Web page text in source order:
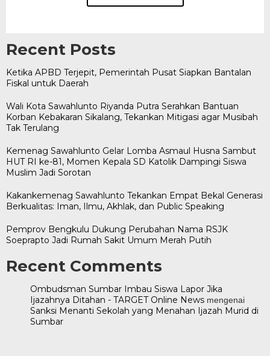
Recent Posts
Ketika APBD Terjepit, Pemerintah Pusat Siapkan Bantalan
Fiskal untuk Daerah
Wali Kota Sawahlunto Riyanda Putra Serahkan Bantuan
Korban Kebakaran Sikalang, Tekankan Mitigasi agar Musibah
Tak Terulang
Kemenag Sawahlunto Gelar Lomba Asmaul Husna Sambut
HUT RI ke-81, Momen Kepala SD Katolik Dampingi Siswa
Muslim Jadi Sorotan
Kakankemenag Sawahlunto Tekankan Empat Bekal Generasi
Berkualitas: Iman, Ilmu, Akhlak, dan Public Speaking
Pemprov Bengkulu Dukung Perubahan Nama RSJK
Soeprapto Jadi Rumah Sakit Umum Merah Putih
Recent Comments
Ombudsman Sumbar Imbau Siswa Lapor Jika
Ijazahnya Ditahan - TARGET Online News mengenai
Sanksi Menanti Sekolah yang Menahan Ijazah Murid di
Sumbar